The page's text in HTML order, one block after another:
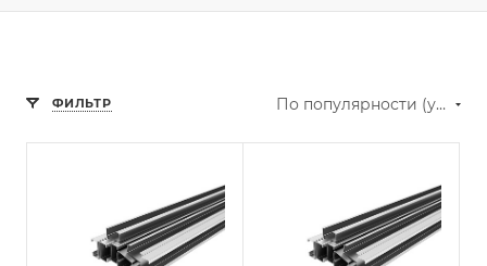
ФИЛЬТР По популярности (убывание)